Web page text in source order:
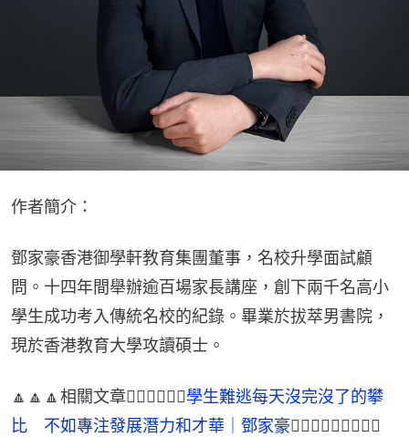
作者簡介：
鄧家豪香港御學軒教育集團董事，名校升學面試顧
問。十四年間舉辦逾百場家長講座，創下兩千名高小
學生成功考入傳統名校的紀錄。畢業於拔萃男書院，
現於香港教育大學攻讀碩士。
🔼🔼🔼相關文章👉🏻👉🏻👉🏻學生難逃每天沒完沒了的攀
比　不如專注發展潛力和才華｜鄧家豪👈🏻👈🏻👈🏻🔼🔼🔼